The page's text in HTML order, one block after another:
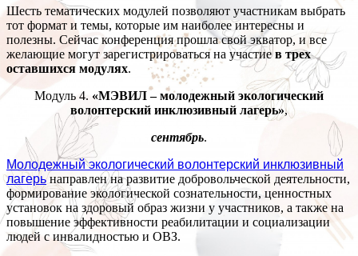
Шесть тематических модулей позволяют участникам выбрать
тот формат и темы, которые им наиболее интересны и
полезны. Сейчас конференция прошла свой экватор, и все
желающие могут зарегистрироваться на участиев трех
оставшихся модулях.
Модуль 4. «МЭВИЛ – молодежный экологический
волонтерский инклюзивный лагерь»,
сентябрь.
Молодежный экологический волонтерский инклюзивный
лагерьнаправлен на развитие добровольческой деятельности,
формирование экологической сознательности, ценностных
установок на здоровый образ жизни у участников, а также на
повышение эффективности реабилитации и социализации
людей с инвалидностью и ОВЗ.